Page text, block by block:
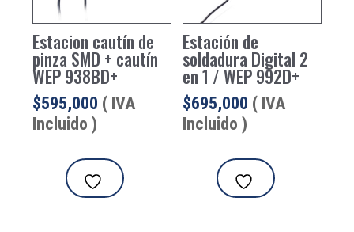
Estacion cautín de
pinza SMD + cautín
WEP 938BD+
$595,000 ( IVA
Incluido )
Estación de
soldadura Digital 2
en 1 / WEP 992D+
$695,000 ( IVA
Incluido )